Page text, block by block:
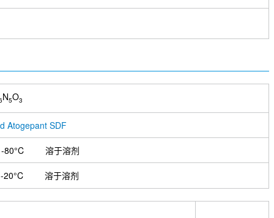
N5O3
Atogepant SDF
-80°C 溶于溶剂
-20°C 溶于溶剂